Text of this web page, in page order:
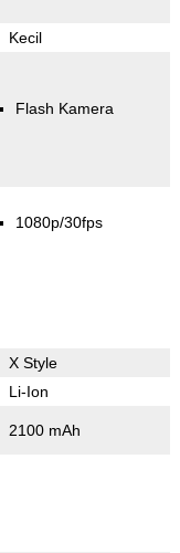
Kecil
Flash Kamera
1080p/30fps
X Style
Li-Ion
2100 mAh